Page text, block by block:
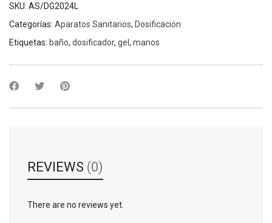
SKU: AS/DG2024L
Categorías: Aparatos Sanitarios, Dosificación
Etiquetas: baño, dosificador, gel , manos
REVIEWS (0)
There are no reviews yet.